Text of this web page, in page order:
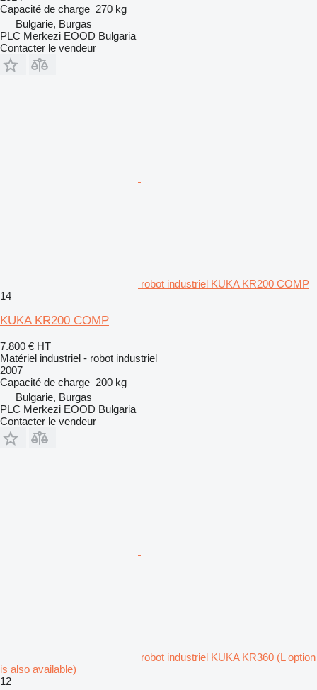
Capacité de charge 270 kg
Bulgarie, Burgas
PLC Merkezi EOOD Bulgaria
Contacter le vendeur
robot industriel KUKA KR200 COMP
14
KUKA KR200 COMP
7.800 € HT
Matériel industriel - robot industriel
2007
Capacité de charge 200 kg
Bulgarie, Burgas
PLC Merkezi EOOD Bulgaria
Contacter le vendeur
robot industriel KUKA KR360 (L option
is also available)
12